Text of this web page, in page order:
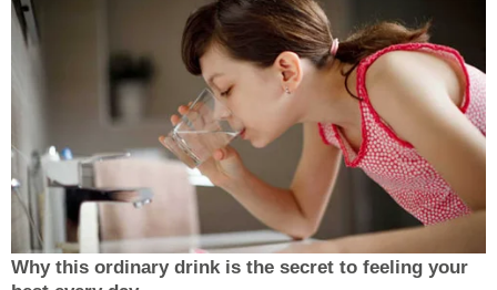
Why this ordinary drink is the secret to feeling your